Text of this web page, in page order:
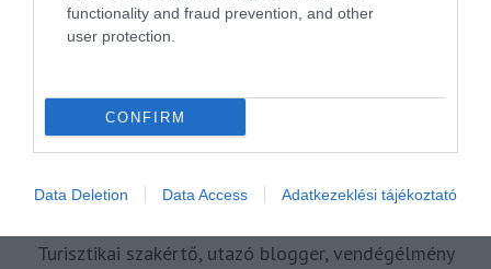
functionality and fraud prevention, and other
user protection.
CONFIRM
Data Deletion Data Access Adatkezeklési tájékoztató
ÚJRANYITÁS
A Szerzőről
Turisztikai szakértő, utazó blogger, vendégélmény